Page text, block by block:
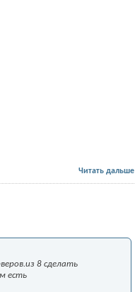
Читать дальше
8 сделать
есть